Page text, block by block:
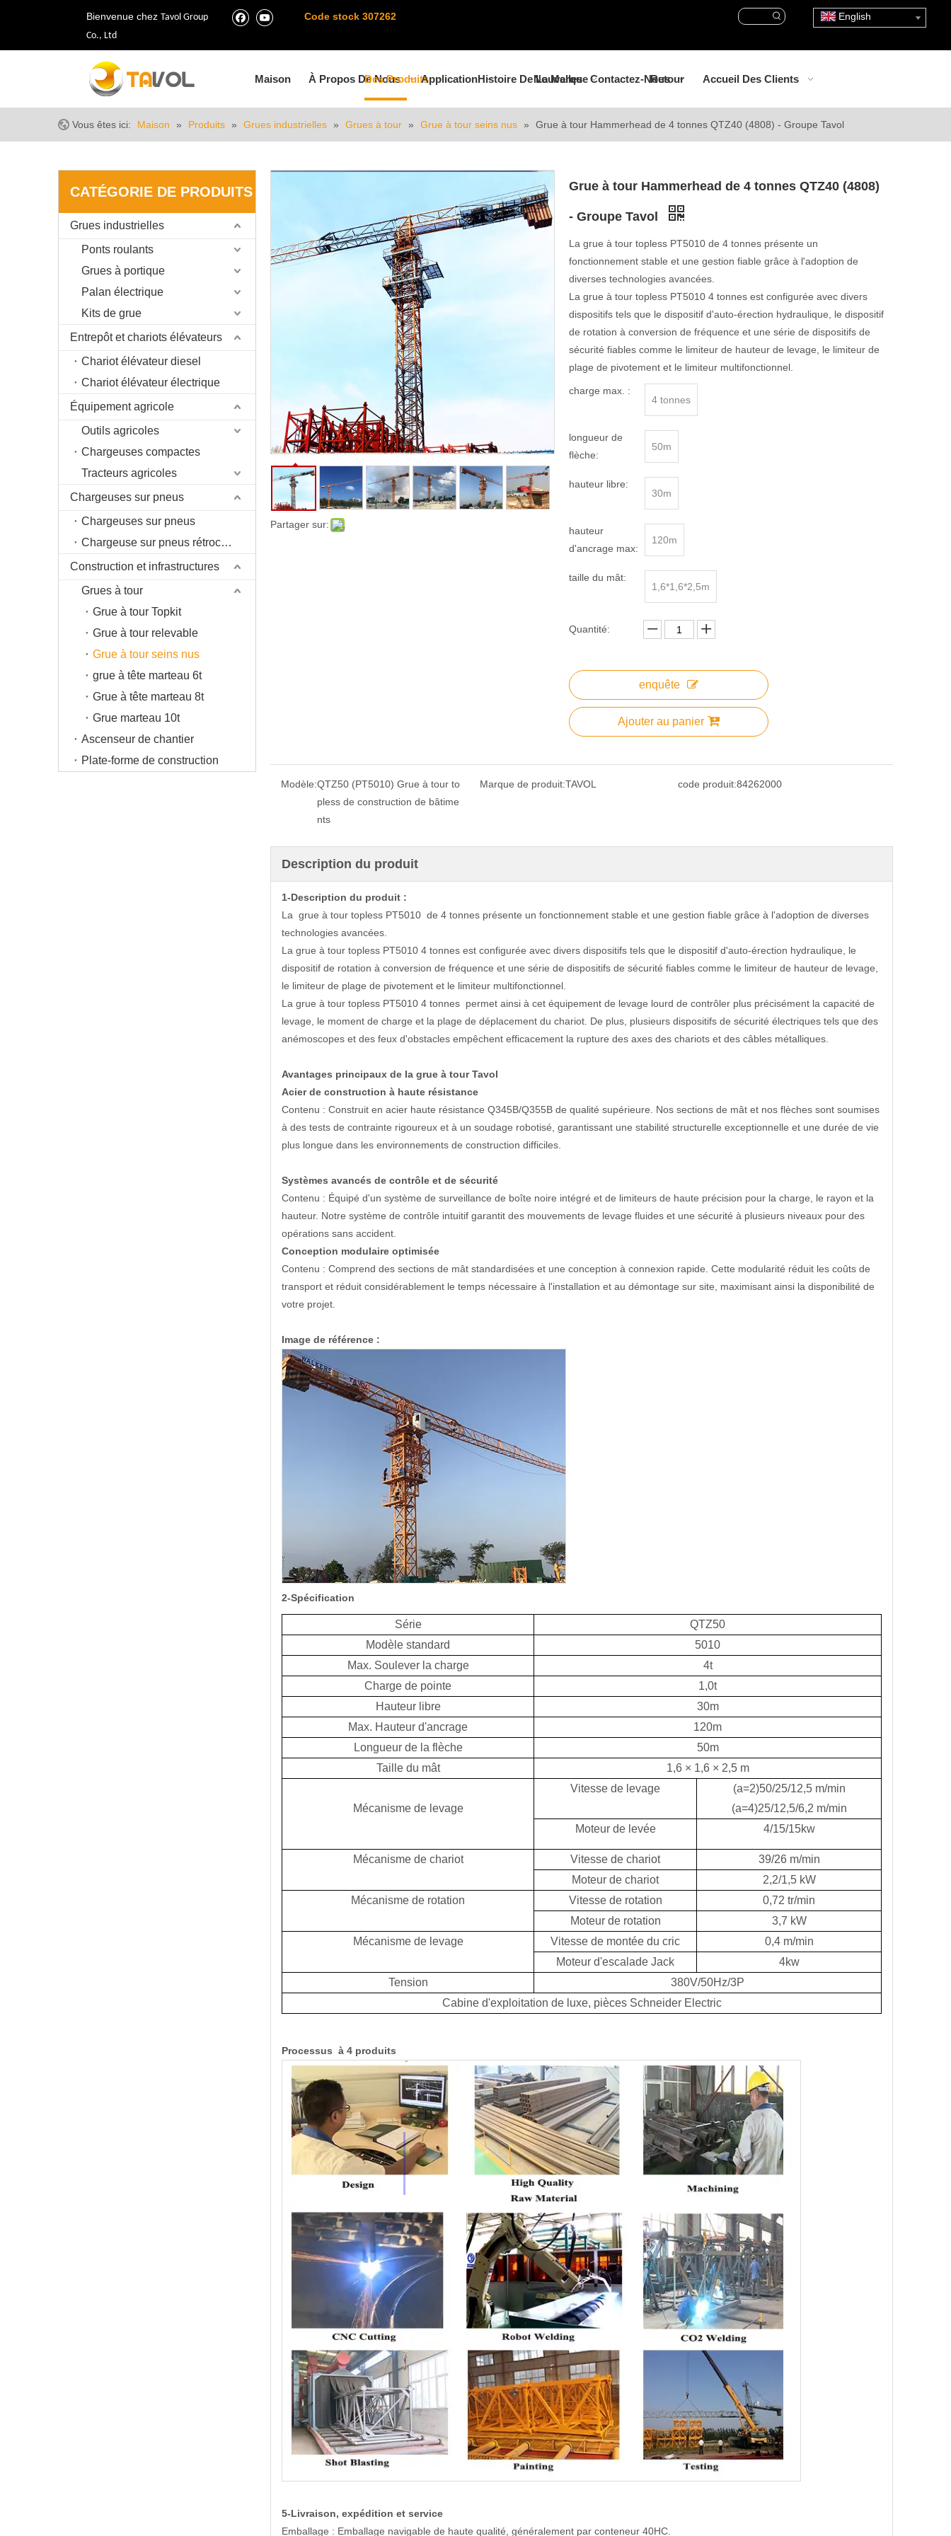
Bienvenue chez Tavol Group
Co., Ltd
Code stock 307262 English
Maison À Propos De Nous
Des ProduitsApplicationHistoire De La Marque
Nouvelles Contactez-Nous
Retour Accueil Des Clients
Vous êtes ici: Maison » Produits » Grues industrielles » Grues à tour » Grue à tour seins nus » Grue à tour Hammerhead de 4 tonnes QTZ40 (4808) - Groupe Tavol
CATÉGORIE DE PRODUITS
Grues industrielles
Ponts roulants
Grues à portique
Palan électrique
Kits de grue
Entrepôt et chariots élévateurs
Chariot élévateur diesel
Chariot élévateur électrique
Équipement agricole
Outils agricoles
Chargeuses compactes
Tracteurs agricoles
Chargeuses sur pneus
Chargeuses sur pneus
Chargeuse sur pneus rétrocaveuse
Construction et infrastructures
Grues à tour
Grue à tour Topkit
Grue à tour relevable
Grue à tour seins nus
grue à tête marteau 6t
Grue à tête marteau 8t
Grue marteau 10t
Ascenseur de chantier
Plate-forme de construction
Partager sur:
Grue à tour Hammerhead de 4 tonnes QTZ40 (4808)
- Groupe Tavol
La grue à tour topless PT5010 de 4 tonnes présente un
fonctionnement stable et une gestion fiable grâce à l'adoption de
diverses technologies avancées.
La grue à tour topless PT5010 4 tonnes est configurée avec divers
dispositifs tels que le dispositif d'auto-érection hydraulique, le dispositif
de rotation à conversion de fréquence et une série de dispositifs de
sécurité fiables comme le limiteur de hauteur de levage, le limiteur de
plage de pivotement et le limiteur multifonctionnel.
charge max. :
4 tonnes
longueur de
flèche:
50m
hauteur libre:
30m
hauteur
d'ancrage max:
120m
taille du mât:
1,6*1,6*2,5m
Quantité:
enquête
Ajouter au panier
Modèle:QTZ50 (PT5010) Grue à tour to
pless de construction de bâtime
nts
Marque de produit:TAVOL code produit:84262000
Description du produit
1-Description du produit :
La grue à tour topless PT5010 de 4 tonnes présente un fonctionnement stable et une gestion fiable grâce à l'adoption de diverses
technologies avancées.
La grue à tour topless PT5010 4 tonnes est configurée avec divers dispositifs tels que le dispositif d'auto-érection hydraulique, le
dispositif de rotation à conversion de fréquence et une série de dispositifs de sécurité fiables comme le limiteur de hauteur de levage,
le limiteur de plage de pivotement et le limiteur multifonctionnel.
La grue à tour topless PT5010 4 tonnes permet ainsi à cet équipement de levage lourd de contrôler plus précisément la capacité de
levage, le moment de charge et la plage de déplacement du chariot. De plus, plusieurs dispositifs de sécurité électriques tels que des
anémoscopes et des feux d'obstacles empêchent efficacement la rupture des axes des chariots et des câbles métalliques.
Avantages principaux de la grue à tour Tavol
Acier de construction à haute résistance
Contenu : Construit en acier haute résistance Q345B/Q355B de qualité supérieure. Nos sections de mât et nos flèches sont soumises
à des tests de contrainte rigoureux et à un soudage robotisé, garantissant une stabilité structurelle exceptionnelle et une durée de vie
plus longue dans les environnements de construction difficiles.
Systèmes avancés de contrôle et de sécurité
Contenu : Équipé d'un système de surveillance de boîte noire intégré et de limiteurs de haute précision pour la charge, le rayon et la
hauteur. Notre système de contrôle intuitif garantit des mouvements de levage fluides et une sécurité à plusieurs niveaux pour des
opérations sans accident.
Conception modulaire optimisée
Contenu : Comprend des sections de mât standardisées et une conception à connexion rapide. Cette modularité réduit les coûts de
transport et réduit considérablement le temps nécessaire à l'installation et au démontage sur site, maximisant ainsi la disponibilité de
votre projet.
Image de référence :
2-Spécification
Série
QTZ50
Modèle standard
5010
Max. Soulever la charge
4t
Charge de pointe
1,0t
Hauteur libre
30m
Max. Hauteur d'ancrage
120m
Longueur de la flèche
50m
Taille du mât
1,6 × 1,6 × 2,5 m
Mécanisme de levage
Vitesse de levage
(a=2)50/25/12,5 m/min
(a=4)25/12,5/6,2 m/min
Moteur de levée
4/15/15kw
Mécanisme de chariot Vitesse de chariot
39/26 m/min
Moteur de chariot
2,2/1,5 kW
Mécanisme de rotation
Vitesse de rotation
0,72 tr/min
Moteur de rotation
3,7 kW
Mécanisme de levage
Vitesse de montée du cric
0,4 m/min
Moteur d'escalade Jack
4kw
Tension
380V/50Hz/3P
Cabine d'exploitation de luxe, pièces Schneider Electric
Processus à 4 produits
5-Livraison, expédition et service
Emballage : Emballage navigable de haute qualité, généralement par conteneur 40HC.